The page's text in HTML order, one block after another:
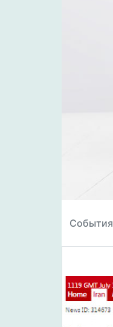
События